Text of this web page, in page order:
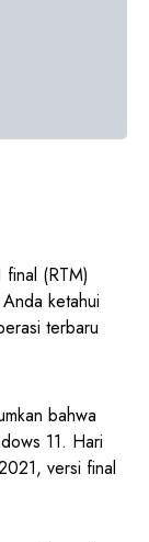
(RTM)
ketahui
terbaru
bahwa
11. Hari
versi final